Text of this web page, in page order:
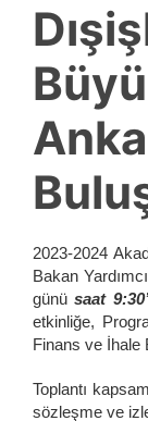
2023-2024
Bakan
günüsaat
etkinliğe,
Finans ve İhale
Toplantı
sözleşme ve